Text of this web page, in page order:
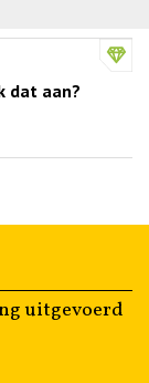
dat aan?
uitgevoerd